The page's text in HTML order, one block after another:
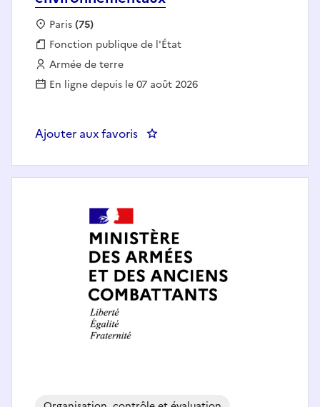
Localisation :
Paris(75)
Fonction publique :
Fonction publique de l'État
Employeur :
Armée de terre
En ligne depuis le 07 août 2026
Ajouter aux favoris : Adjoint au chef de section